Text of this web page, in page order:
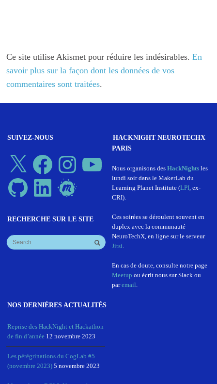
Ce site utilise Akismet pour réduire les indésirables.En
savoir plus sur la façon dont les données de vos
commentaires sont traitées.
SUIVEZ-NOUS
X Facebook Instagram
GitHub LinkedIn Meetup
RECHERCHE SUR LE SITE
HACKNIGHT NEUROTECHX
PARIS
Nous organisons des HackNightsles
lundi soir dans le MakerLab du
Learning Planet Institute (LPI, ex-
CRI).
Ces soirées se déroulent souvent en
duplex avec la communauté
NeuroTechX, en ligne sur le serveur
Jitsi
En cas de doute, consulte notre page
Meetup ou écrit nous sur Slack ou
paremail
NOS DERNIÈRES ACTUALITÉS
Reprise des HackNight et Hackathon
de fin d’année 12 novembre 2023
Les pérégrinations du CogLab #5
(novembre 2023) 5 novembre 2023